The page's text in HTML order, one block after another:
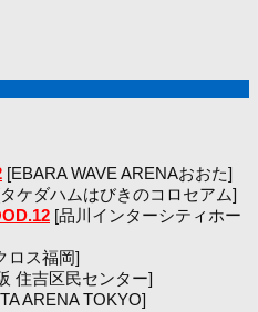
[EBARA WAVE ARENAおおた]
ケダハムはびきのコロセアム]
[品川インターシティホー
ロス福岡]
住吉区民センター]
ARENA TOKYO]